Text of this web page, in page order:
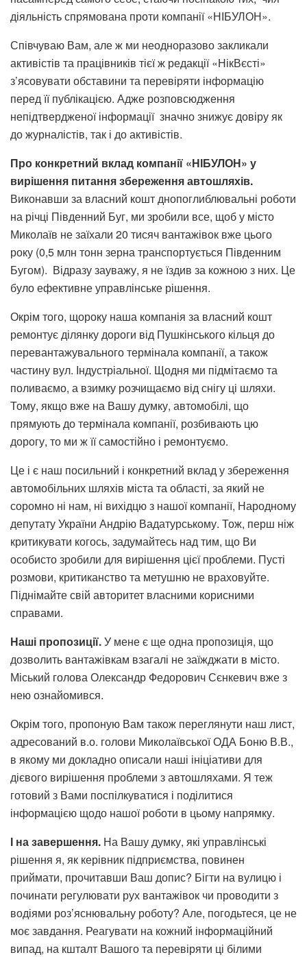
діяльність спрямована проти компанії «НІБУЛОН».
Співчуваю Вам, але ж ми неодноразово закликали
активістів та працівників тієї ж редакції «НікВєсті»
з’ясовувати обставини та перевіряти інформацію
перед її публікацією. Адже розповсюдження
непідтвердженої інформації значно знижує довіру як
до журналістів, так і до активістів.
Про конкретний вклад компанії «НІБУЛОН» у
вирішення питання збереження автошляхів.
Виконавши за власний кошт днопоглиблювальні роботи
на річці Південний Буг, ми зробили все, щоб у місто
Миколаїв не заїхали 20 тисяч вантажівок вже цього
року (0,5 млн тонн зерна транспортується Південним
Бугом). Відразу зауважу, я не їздив за кожною з них. Це
було ефективне управлінське рішення.
Окрім того, щороку наша компанія за власний кошт
ремонтує ділянку дороги від Пушкінського кільця до
перевантажувального термінала компанії, а також
частину вул. Індустріальної. Щодня ми підмітаємо та
поливаємо, а взимку розчищаємо від снігу ці шляхи.
Тому, якщо вже на Вашу думку, автомобілі, що
прямують до термінала компанії, розбивають цю
дорогу, то ми ж її самостійно і ремонтуємо.
Це і є наш посильний і конкретний вклад у збереження
автомобільних шляхів міста та області, за який не
соромно ні нам, ні вихідцю з нашої компанії, Народному
депутату України Андрію Вадатурському. Тож, перш ніж
критикувати когось, задумайтесь над тим, що Ви
особисто зробили для вирішення цієї проблеми. Пусті
розмови, критиканство та метушню не враховуйте.
Піднімайте свій авторитет власними корисними
справами.
Наші пропозиції.У мене є ще одна пропозиція, що
дозволить вантажівкам взагалі не заїжджати в місто.
Міський голова Олександр Федорович Сєнкевич вже з
нею ознайомився.
Окрім того, пропоную Вам також переглянути наш лист,
адресований в.о. голови Миколаївської ОДА Боню В.В.,
в якому ми докладно описали наші ініціативи для
дієвого вирішення проблеми з автошляхами. Я теж
готовий з Вами поспілкуватися і поділитися
інформацією щодо нашої роботи в цьому напрямку.
І на завершення. На Вашу думку, які управлінські
рішення я, як керівник підприємства, повинен
приймати, прочитавши Ваш допис? Бігти на вулицю і
починати регулювати рух вантажівок чи проводити з
водіями роз’яснювальну роботу? Але, погодьтеся, це не
моє завдання. Реагувати на кожний інформаційний
випад, на кшталт Вашого та перевіряти ці білими